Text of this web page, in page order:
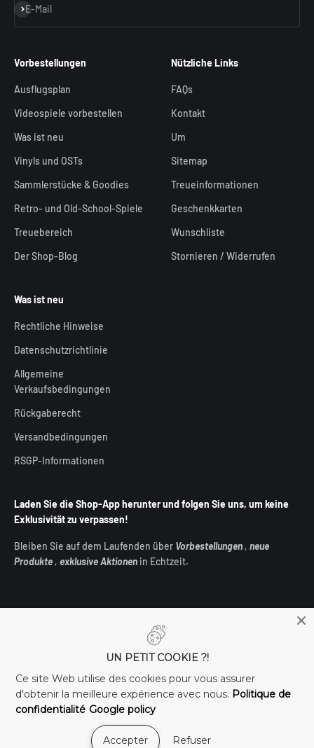
E-Mail
Abonnieren
Vorbestellungen
Ausflugsplan
Videospiele vorbestellen
Was ist neu
Vinyls und OSTs
Sammlerstücke & Goodies
Retro- und Old-School-Spiele
Treuebereich
Der Shop-Blog
Nützliche Links
FAQs
Kontakt
Um
Sitemap
Treueinformationen
Geschenkkarten
Wunschliste
Stornieren / Widerrufen
Was ist neu
Rechtliche Hinweise
Datenschutzrichtlinie
Allgemeine
Verkaufsbedingungen
Rückgaberecht
Versandbedingungen
RSGP-Informationen
Laden Sie die Shop-App herunter und folgen Sie uns, um keine
Exklusivität zu verpassen!
Bleiben Sie auf dem Laufenden über Vorbestellungen , neue
Produkte , exklusive Aktionen in Echtzeit.
UN PETIT COOKIE ?!
Ce site Web utilise des cookies pour vous assurer
d'obtenir la meilleure expérience avec nous. Politique de
confidentialité Google policy
Accepter Refuser